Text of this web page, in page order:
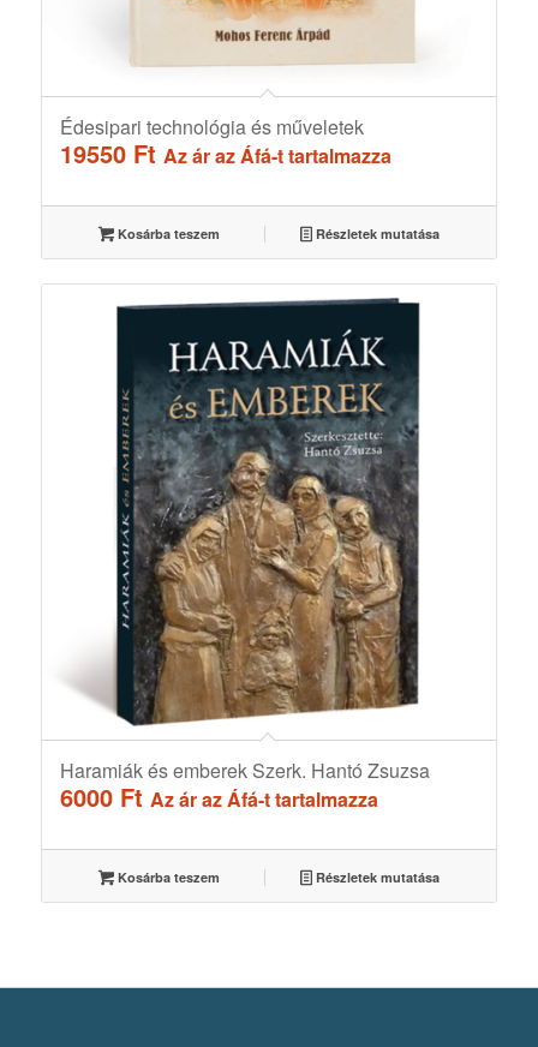
Édesipari technológia és műveletek
19550 Ft Az ár az Áfá-t tartalmazza
Kosárba teszem Részletek mutatása
Haramiák és emberek Szerk. Hantó Zsuzsa
6000 Ft Az ár az Áfá-t tartalmazza
Kosárba teszem Részletek mutatása